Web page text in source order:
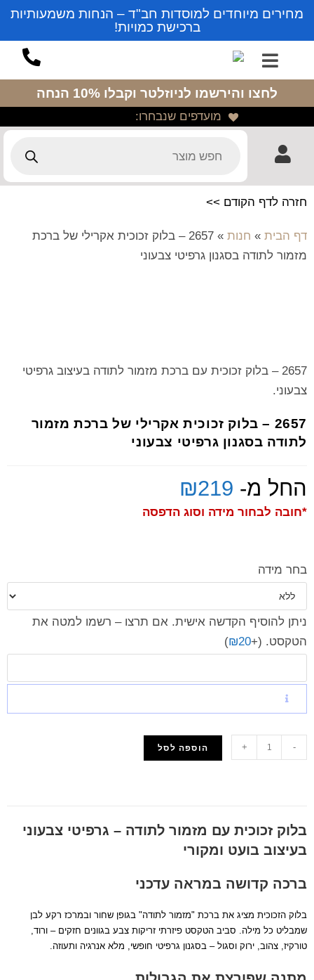
מחירים מיוחדים למוסדות חב"ד – הנחות משמעותיות
ברכישת כמויות!
לחצו והירשמו לניוזלטר וקבלו 10% הנחה
מועדפים שנבחרו:
חזרה לדף הקודם >>
דף הבית » חנות »
2657 – בלוק זכוכית אקרילי של ברכת
מזמור לתודה בסגנון גרפיטי צבעוני
2657 – בלוק זכוכית עם ברכת מזמור לתודה בעיצוב גרפיטי
צבעוני.
2657 – בלוק זכוכית אקרילי של ברכת מזמור
לתודה בסגנון גרפיטי צבעוני
החל מ- ₪219
*חובה לבחור מידה וסוג הדפסה
בחר מידה
ניתן להוסיף הקדשה אישית. אם תרצו – רשמו למטה את
הטקסט. (+
₪20
)
-
+ הוספה לסל
בלוק זכוכית עם מזמור לתודה – גרפיטי צבעוני
בעיצוב בועט ומקורי
ברכה קדושה במראה עדכני
בלוק הזכוכית מציג את ברכת "מזמור לתודה" בגופן שחור ובמרכז רקע לבן
שמבליט כל מילה. סביב הטקסט פיזרתי זריקות צבע בגוונים חזקים – ורוד,
טורקיז, צהוב, ירוק וסגול – בסגנון גרפיטי חופשי, מלא אנרגיה ותעוזה.